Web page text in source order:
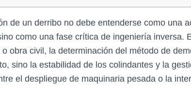
de un derribo no debe entenderse como una
como una fase crítica de ingeniería inversa.
obra civil, la determinación del método de
sino la estabilidad de los colindantes y la
el despliegue de maquinaria pesada o la